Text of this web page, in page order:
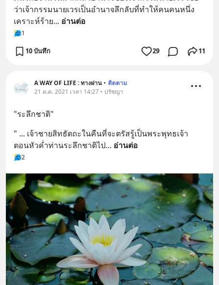
ว่าเจ้ากรรมนายเวรเป็นอำนาจลึกลับที่ทำให้คนคนหนึ่ง
เคราะห์ร้าย... อ่านต่อ
1
10 บันทึก 29 11
A WAY OF LIFE : ทางผ่าน • ติดตาม
21 ต.ค. 2021 เวลา 14:27 • ปรัชญา
"ระลึกชาติ"
" ... เจ้าชายสิทธัตถะในคืนที่จะตรัสรู้เป็นพระพุทธเจ้า
ตอนหัวค่ำท่านระลึกชาติไป... อ่านต่อ
2